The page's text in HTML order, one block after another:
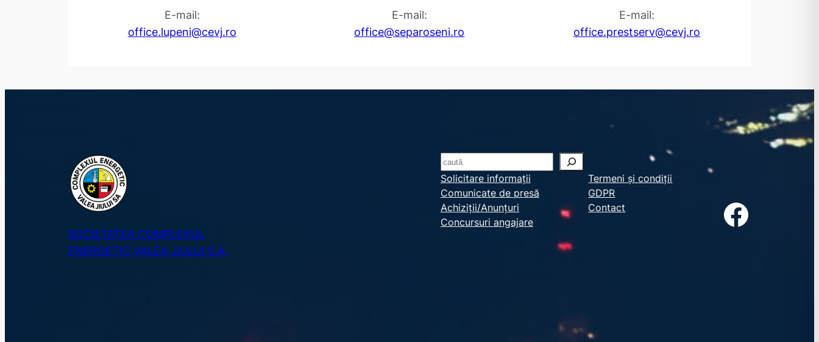
E-mail:
office.lupeni@cevj.ro
E-mail:
office@separoseni.ro
E-mail:
office.prestserv@cevj.ro
SOCIETATEA COMPLEXUL
ENERGETIC VALEA JIULUI S.A.
S
e
a
r
c
Solicitare informații
Comunicate de presă
Achiziții/Anunțuri
Concursuri angajare
Termeni și condiții
GDPR
Contact
Facebook